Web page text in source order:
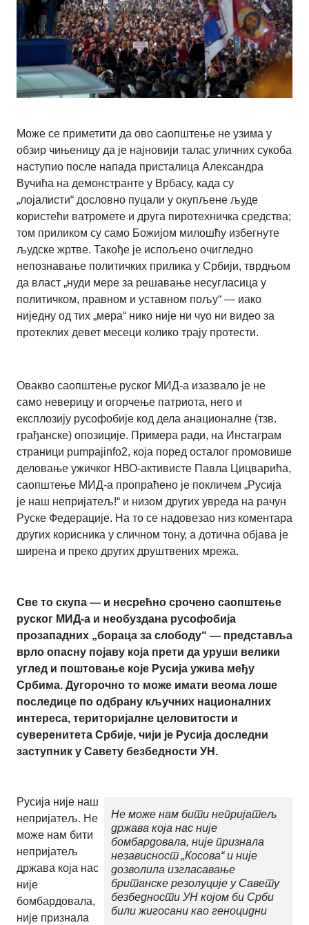
Може се приметити да ово саопштење не узима у
обзир чињеницу да је најновији талас уличних сукоба
наступио после напада присталица Александра
Вучића на демонстранте у Врбасу, када су
„лојалисти“ дословно пуцали у окупљене људе
користећи ватромете и друга пиротехничка средства;
том приликом су само Божијом милошћу избегнуте
људске жртве. Такође је испољено очигледно
непознавање политичких прилика у Србији, тврдњом
да власт „нуди мере за решавање несугласица у
политичком, правном и уставном пољу“ — иако
ниједну од тих „мера“ нико није ни чуо ни видео за
протеклих девет месеци колико трају протести.
Овакво саопштење руског МИД-а изазвало је не
само неверицу и огорчење патриота, него и
експлозију русофобије код дела анационалне (тзв.
грађанске) опозиције. Примера ради, на Инстаграм
страници pumpajinfo2, која поред осталог промовише
деловање ужичког НВО-активисте Павла Цицварића,
саопштење МИД-а пропраћено је покличем „Русија
је наш непријатељ!“ и низом других увреда на рачун
Руске Федерације. На то се надовезао низ коментара
других корисника у сличном тону, а дотична објава је
ширена и преко других друштвених мрежа.
Све то скупа — и несрећно срочено саопштење
руског МИД-а и необуздана русофобија
прозападних „бораца за слободу“ — представља
врло опасну појаву која прети да уруши велики
углед и поштовање које Русија ужива међу
Србима. Дугорочно то може имати веома лоше
последице по одбрану кључних националних
интереса, територијалне целовитости и
суверенитета Србије, чији је Русија доследни
заступник у Савету безбедности УН.
Не може нам бити непријатељ
држава која нас није
бомбардовала, није признала
независност „Косова“ и није
дозволила изгласавање
британске резолуције у Савету
безбедности УН којом би Срби
били жигосани као геноцидни
Русија није наш
непријатељ. Не
може нам бити
непријатељ
држава која нас
није
бомбардовала,
није признала